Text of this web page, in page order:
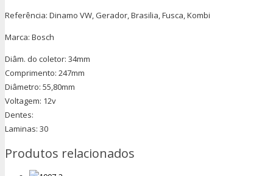
Referência: Dinamo VW, Gerador, Brasilia, Fusca, Kombi
Marca: Bosch
Diâm. do coletor: 34mm
Comprimento: 247mm
Diâmetro: 55,80mm
Voltagem: 12v
Dentes:
Laminas: 30
Produtos relacionados